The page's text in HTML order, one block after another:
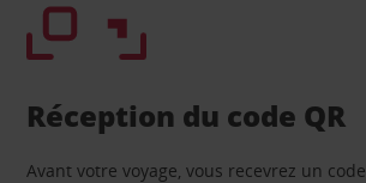
Réception du code QR
Avant votre voyage, vous recevrez un code